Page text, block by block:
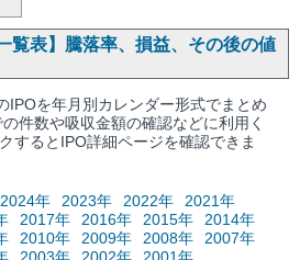
覧表】騰落率、損益、その後の値
IPOを年月別カレンダー形式でまとめ
件数や吸収金額の確認などに利用く
するとIPO詳細ページを確認できま
2024年 2023年 2022年
2021年
2017年 2016年 2015年
2014年
2010年 2009年 2008年
2007年